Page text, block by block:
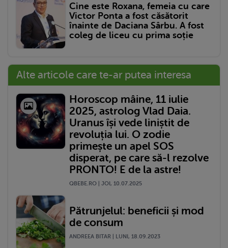
Cine este Roxana, femeia cu care
Victor Ponta a fost căsătorit
înainte de Daciana Sârbu. A fost
coleg de liceu cu prima soție
Alte articole care te-ar putea interesa
Horoscop mâine, 11 iulie
2025, astrolog Vlad Daia.
Uranus își vede liniștit de
revoluția lui. O zodie
primește un apel SOS
disperat, pe care să-l rezolve
PRONTO! E de la astre!
QBEBE.RO | JOI, 10.07.2025
Pătrunjelul: beneficii și mod
de consum
ANDREEA BITAR | LUNI, 18.09.2023